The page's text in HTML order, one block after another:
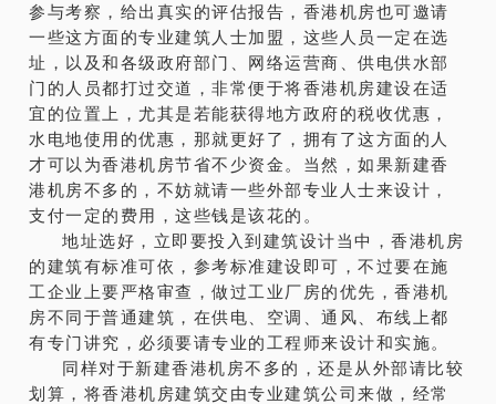
参与考察，给出真实的评估报告，香港机房也可邀请
一些这方面的专业建筑人士加盟，这些人员一定在选
址，以及和各级政府部门、网络运营商、供电供水部
门的人员都打过交道，非常便于将香港机房建设在适
宜的位置上，尤其是若能获得地方政府的税收优惠，
水电地使用的优惠，那就更好了，拥有了这方面的人
才可以为香港机房节省不少资金。当然，如果新建香
港机房不多的，不妨就请一些外部专业人士来设计，
支付一定的费用，这些钱是该花的。
地址选好，立即要投入到建筑设计当中，香港机房
的建筑有标准可依，参考标准建设即可，不过要在施
工企业上要严格审查，做过工业厂房的优先，香港机
房不同于普通建筑，在供电、空调、通风、布线上都
有专门讲究，必须要请专业的工程师来设计和实施。
同样对于新建香港机房不多的，还是从外部请比较
划算，将香港机房建筑交由专业建筑公司来做，经常